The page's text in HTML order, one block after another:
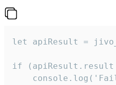
let apiResult =
if